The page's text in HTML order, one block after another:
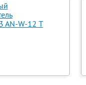
AN-W-12 T